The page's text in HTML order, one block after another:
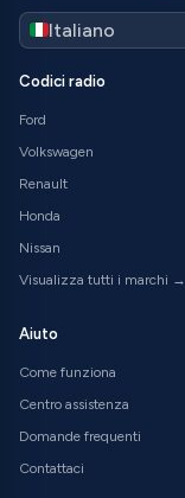
Codici radio
Ford
Volkswagen
Renault
Honda
Nissan
Visualizza tutti i marchi →
Aiuto
Come funziona
Centro assistenza
Domande frequenti
Contattaci